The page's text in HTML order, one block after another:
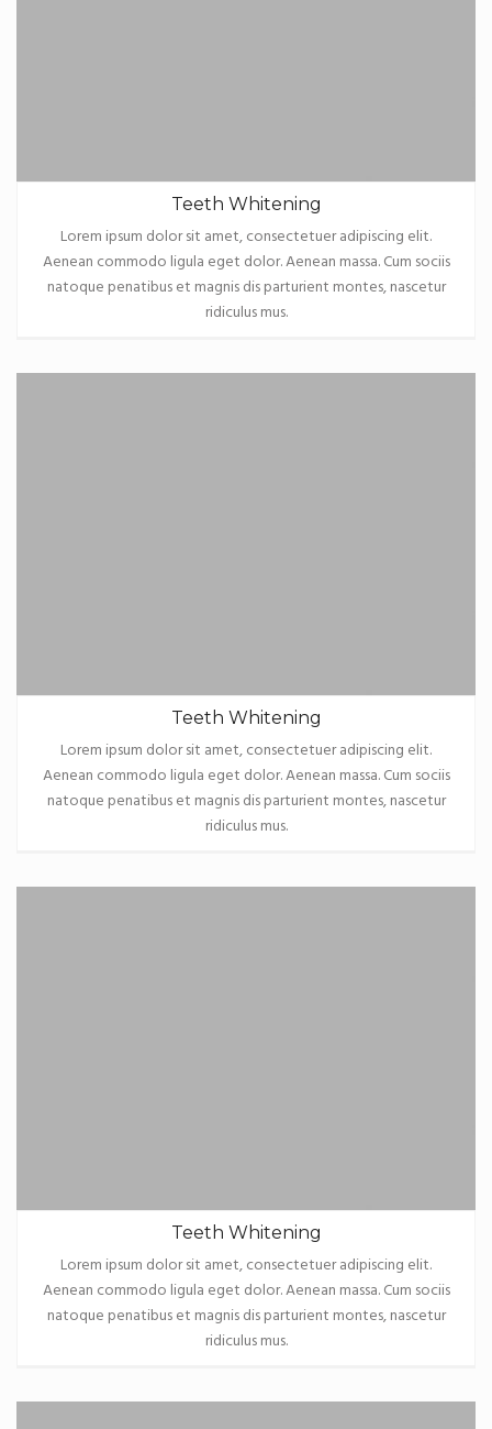
Teeth Whitening
Lorem ipsum dolor sit amet, consectetuer adipiscing elit.
Aenean commodo ligula eget dolor. Aenean massa. Cum sociis
natoque penatibus et magnis dis parturient montes, nascetur
ridiculus mus.
Teeth Whitening
Lorem ipsum dolor sit amet, consectetuer adipiscing elit.
Aenean commodo ligula eget dolor. Aenean massa. Cum sociis
natoque penatibus et magnis dis parturient montes, nascetur
ridiculus mus.
Teeth Whitening
Lorem ipsum dolor sit amet, consectetuer adipiscing elit.
Aenean commodo ligula eget dolor. Aenean massa. Cum sociis
natoque penatibus et magnis dis parturient montes, nascetur
ridiculus mus.